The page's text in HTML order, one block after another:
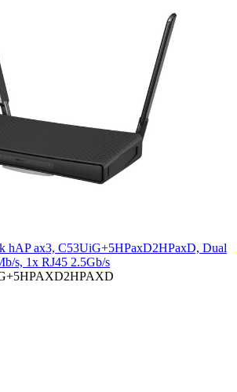
hAP ax3, C53UiG+5HPaxD2HPaxD, Dual
s, 1x RJ45 2.5Gb/s